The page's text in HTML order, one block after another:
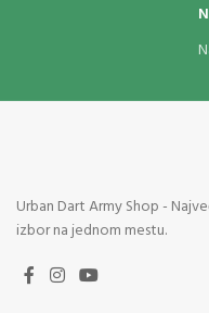
Urban Dart Army Shop -
izbor na jednom mestu.